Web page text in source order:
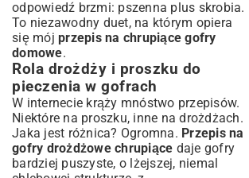
odpowiedź brzmi: pszenna plus skrobia.
To niezawodny duet, na którym opiera
się mój przepis na chrupiące gofry
domowe.
Rola drożdży i proszku do
pieczenia w gofrach
W internecie krąży mnóstwo przepisów.
Niektóre na proszku, inne na drożdżach.
Jaka jest różnica? Ogromna. Przepis na
gofry drożdżowe chrupiące daje gofry
bardziej puszyste, o lżejszej, niemal